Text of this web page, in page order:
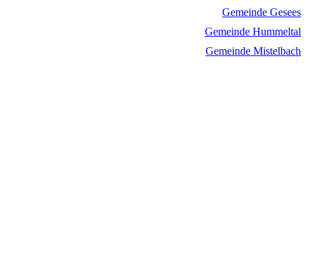
Gemeinde Gesees
Gemeinde Hummeltal
Gemeinde Mistelbach